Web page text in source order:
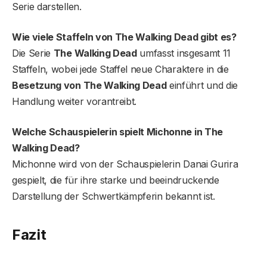
Serie darstellen.
Wie viele Staffeln von The Walking Dead gibt es?
Die Serie The Walking Deadumfasst insgesamt 11
Staffeln, wobei jede Staffel neue Charaktere in die
Besetzung von The Walking Deadeinführt und die
Handlung weiter vorantreibt.
Welche Schauspielerin spielt Michonne in The
Walking Dead?
Michonne wird von der Schauspielerin Danai Gurira
gespielt, die für ihre starke und beeindruckende
Darstellung der Schwertkämpferin bekannt ist.
Fazit